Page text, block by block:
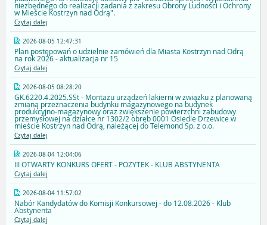
niezbędnego do realizacji zadania z zakresu Obrony Ludności i Ochrony
w Mieście Kostrzyn nad Odrą".
Czytaj dalej
2026-08-05 12:47:31
Plan postępowań o udzielnie zamówień dla Miasta Kostrzyn nad Odrą
na rok 2026 - aktualizacja nr 15
Czytaj dalej
2026-08-05 08:28:20
GK.6220.4.2025.SSt - Montażu urządzeń lakierni w związku z planowaną
zmianą przeznaczenia budynku magazynowego na budynek
produkcyjno-magazynowy oraz zwiększenie powierzchni zabudowy
przemysłowej na działce nr 1302/2 obręb 0001 Osiedle Drzewice w
mieście Kostrzyn nad Odrą, należącej do Telemond Sp. z o.o.
Czytaj dalej
2026-08-04 12:04:06
III OTWARTY KONKURS OFERT - POŻYTEK - KLUB ABSTYNENTA
Czytaj dalej
2026-08-04 11:57:02
Nabór Kandydatów do Komisji Konkursowej - do 12.08.2026 - Klub
Abstynenta
Czytaj dalej